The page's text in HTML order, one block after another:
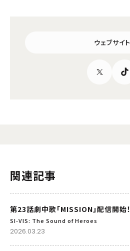
ウェブサイト
関連記事
第23話劇中歌「MISSION」配信開始！
SI-VIS: The Sound of Heroes
2026.03.23